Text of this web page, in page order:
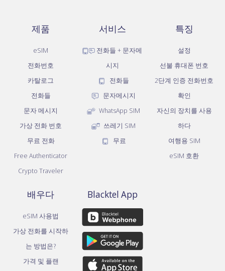
제품
eSIM
전화번호
카탈로그
전화들
문자 메시지
가상 전화 번호
무료 전화
Free Authenticator
Crypto Traveler
서비스
전화들 + 문자메
시지
전화들
문자메시지
WhatsApp SIM
쓰레기 SIM
무료
특징
설정
선불 휴대폰 번호
2단계 인증 전화번호
확인
자신의 장치를 사용
하다
여행용 SIM
eSIM 호환
배우다
eSIM 사용법
가상 전화를 시작하
는 방법은?
가격 및 플랜
Blacktel App